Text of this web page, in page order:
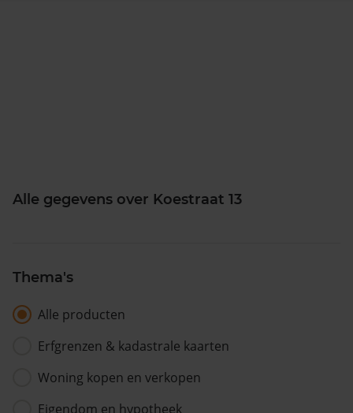
Alle gegevens over Koestraat 13
Thema's
Alle producten
Erfgrenzen & kadastrale kaarten
Woning kopen en verkopen
Eigendom en hypotheek